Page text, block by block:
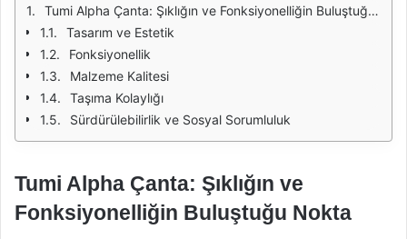
Tumi Alpha Çanta: Şıklığın ve Fonksiyonelliğin Buluştuğu Nokta
Tasarım ve Estetik
Fonksiyonellik
Malzeme Kalitesi
Taşıma Kolaylığı
Sürdürülebilirlik ve Sosyal Sorumluluk
Tumi Alpha Çanta: Şıklığın ve
Fonksiyonelliğin Buluştuğu Nokta